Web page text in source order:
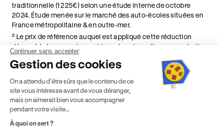
traditionnelle (1 225€) selon une étude interne de octobre
2024. Étude menée sur le marché des auto-écoles situées en
France métropolitaine & en outre-mer.
² Le prix de référence auquel est appliqué cette réduction
dépend de la zone géographique dans laquelle vous souhaitez
effectuer vos heures de conduite conformément à l'Article 6
de nos Conditions Générales de Vente
⁵ Montant du financement CPF variable selon les droits acquis
par chaque bénéficiaire. Exemple donné pour un titulaire
disposant de 500 € de droits CPF. Le reste à charge dépend du
solde disponible sur le Compte Personnel de Formation et du
Continuer sans accepter
Gestion des cookies
On a attendu d'être sûrs que le contenu de ce
site vous intéresse avant de vous déranger,
mais on aimerait bien vous accompagner
pendant votre visite...
À quoi on sert ?